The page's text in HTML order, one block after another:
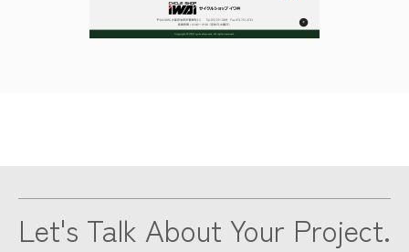
Let's Talk About Your Project.